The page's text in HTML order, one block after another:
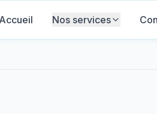
Accueil Nos services